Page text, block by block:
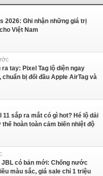
2026: Ghi nhận những giá trị
Việt Nam
tay: Pixel Tag lộ diện ngay
bị đối đầu Apple AirTag và
sắp ra mắt có gì hot? Hé lộ dải
hoàn toàn cảm biến nhiệt độ
JBL có bản mới: Chống nước
màu sắc, giá sale chỉ 1 triệu